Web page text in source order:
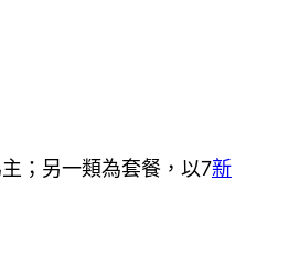
；另一類為套餐，以7新